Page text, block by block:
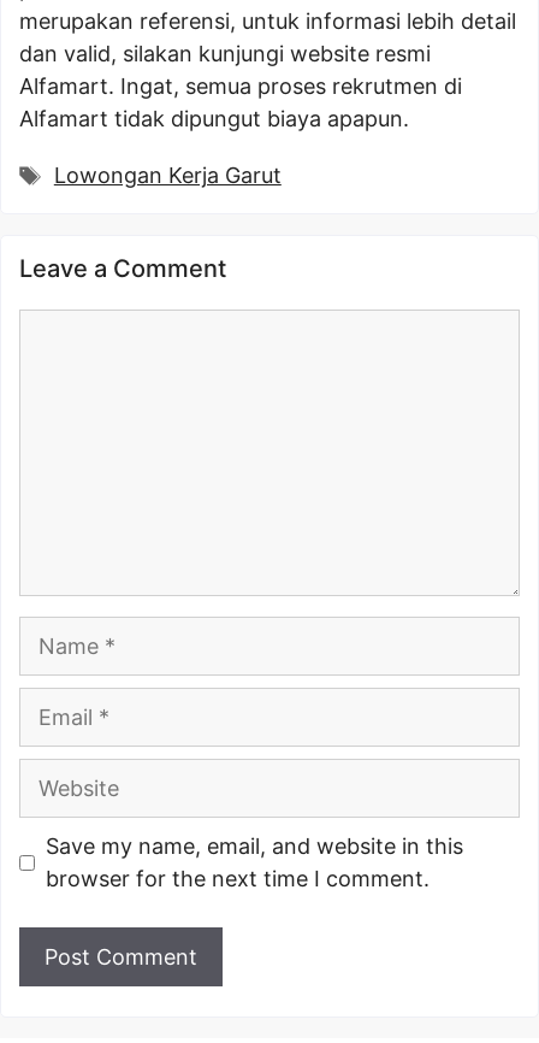
merupakan referensi, untuk informasi lebih detail
dan valid, silakan kunjungi website resmi
Alfamart. Ingat, semua proses rekrutmen di
Alfamart tidak dipungut biaya apapun.
Tags
Lowongan Kerja Garut
Leave a Comment
Name
Email
Website
Save my name, email, and website in this
browser for the next time I comment.